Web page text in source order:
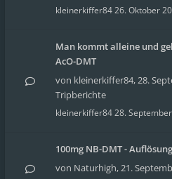
kleinerkiffer8426. Oktober
Man kommt alleine und
AcO-DMT
von kleinerkiffer84,28.
Tripberichte
kleinerkiffer8428.
100mg NB-DMT -
von Naturhigh,21.